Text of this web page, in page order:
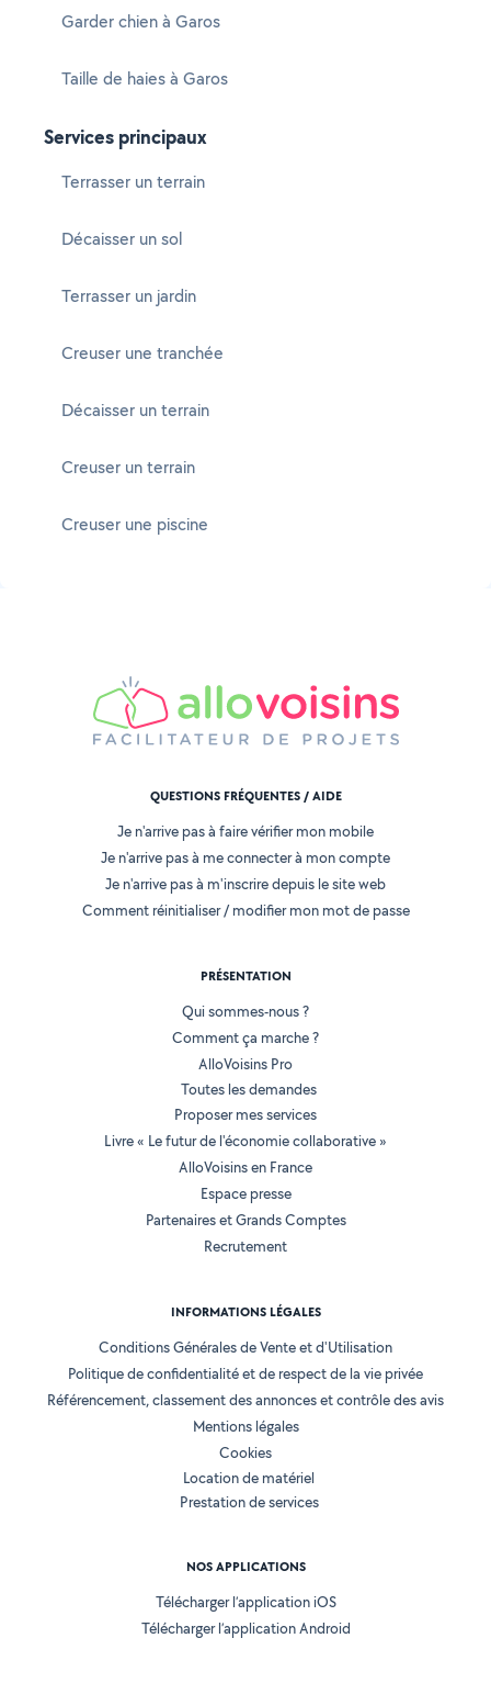
Garder chien à Garos
Taille de haies à Garos
Services principaux
Terrasser un terrain
Décaisser un sol
Terrasser un jardin
Creuser une tranchée
Décaisser un terrain
Creuser un terrain
Creuser une piscine
QUESTIONS FRÉQUENTES / AIDE
Je n'arrive pas à faire vérifier mon mobile
Je n'arrive pas à me connecter à mon compte
Je n'arrive pas à m'inscrire depuis le site web
Comment réinitialiser / modifier mon mot de passe
PRÉSENTATION
Qui sommes-nous ?
Comment ça marche ?
AlloVoisins Pro
Toutes les demandes
Proposer mes services
Livre « Le futur de l'économie collaborative »
AlloVoisins en France
Espace presse
Partenaires et Grands Comptes
Recrutement
INFORMATIONS LÉGALES
Conditions Générales de Vente et d'Utilisation
Politique de confidentialité et de respect de la vie privée
Référencement, classement des annonces et contrôle des avis
Mentions légales
Cookies
Location de matériel
Prestation de services
NOS APPLICATIONS
Télécharger l’application iOS
Télécharger l’application Android